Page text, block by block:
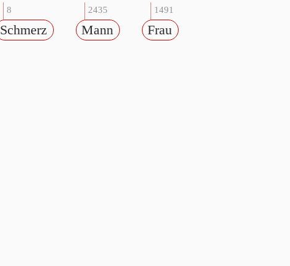
8
Schmerz
2435
Mann
1491
Frau